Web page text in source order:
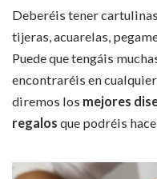
Deberéis tener
tijeras, acuarelas,
Puede que tengáis
encontraréis en
diremos los mejores
regalos que podréis